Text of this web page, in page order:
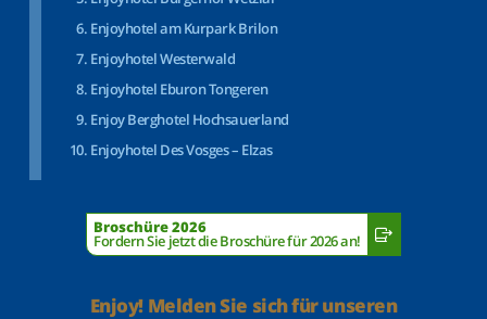
Enjoyhotel am Kurpark Brilon
Enjoyhotel Westerwald
Enjoyhotel Eburon Tongeren
Enjoy Berghotel Hochsauerland
Enjoyhotel Des Vosges – Elzas
Broschüre 2026
Fordern Sie jetzt die Broschüre für 2026 an!
Enjoy! Melden Sie sich für unseren